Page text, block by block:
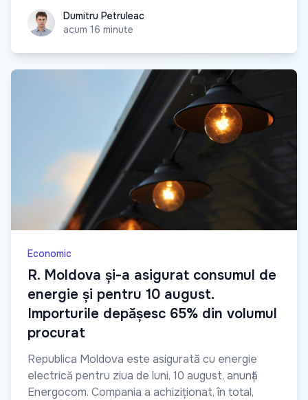
Dumitru Petruleac
Dumitru Petruleac
acum 16 minute
Economic
R. Moldova și-a asigurat consumul de
energie și pentru 10 august.
Importurile depășesc 65% din volumul
procurat
Republica Moldova este asigurată cu energie
electrică pentru ziua de luni, 10 august, anunță
Energocom. Compania a achiziționat, în total,